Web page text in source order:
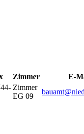
Zimmer
E-
Zimmer
EG 09